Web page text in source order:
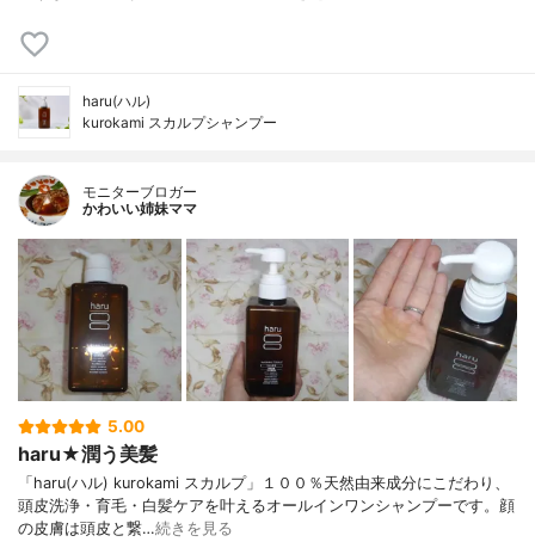
haru(ハル)
kurokami スカルプシャンプー
モニターブロガー
かわいい姉妹ママ
5.00
haru★潤う美髪
「haru(ハル) kurokami スカルプ」１００％天然由来成分にこだわり、
頭皮洗浄・育毛・白髪ケアを叶えるオールインワンシャンプーです。顔
の皮膚は頭皮と繋…続きを見る